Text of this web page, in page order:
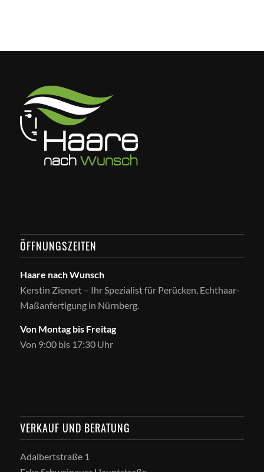
ÖFFNUNGSZEITEN
Haare nach Wunsch
Kerstin Zienert – Ihr Spezialist für Perücken, Echthaar-
Maßanfertigung in Nürnberg.
Von Montag bis Freitag
Von 9:00 bis 17:30 Uhr
VERKAUF UND BERATUNG
Adalbertstraße 1